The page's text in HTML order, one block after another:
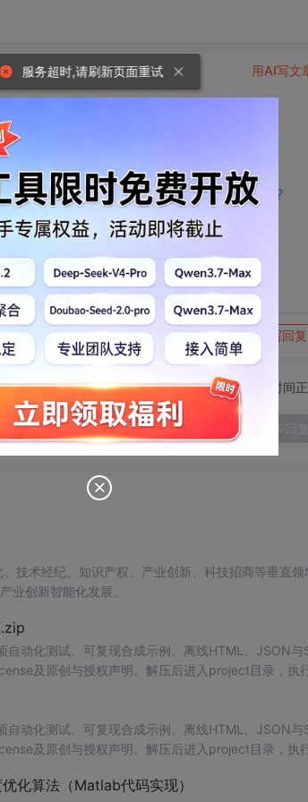
download/m0_65191343/75658994?
举报 写回复
用AI写文
切换为时间
技术经纪、知识产权、产业创新、科技招商等垂直领
业创新智能化发展。
动化测试、可复现合成示例、离线HTML、JSON与
及原创与授权声明。解压后进入project目录，执
工程、测试审计和课程实践。
动化测试、可复现合成示例、离线HTML、JSON与
及原创与授权声明。解压后进入project目录，执
用工程、测试审计和课程实践。
化算法（Matlab代码实现）
服务超时,请刷新页面重试